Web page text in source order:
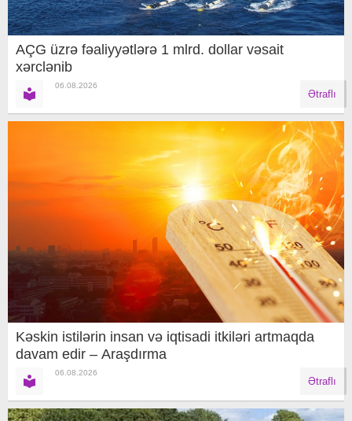
AÇG üzrə fəaliyyətlərə 1 mlrd. dollar vəsait
xərclənib
06.08.2026
Ətraflı
Kəskin istilərin insan və iqtisadi itkiləri artmaqda
davam edir – Araşdırma
06.08.2026
Ətraflı